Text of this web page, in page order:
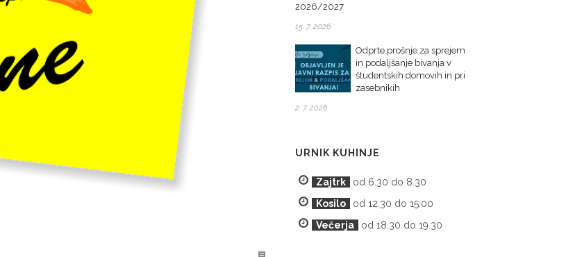
2026/2027
15. 7. 2026
Odprte prošnje za sprejem
in podaljšanje bivanja v
študentskih domovih in pri
zasebnikih
2. 7. 2026
URNIK KUHINJE
Zajtrk
od 6.30 do 8.30
Kosilo
od 12.30 do 15.00
Večerja
od 18.30 do 19.30